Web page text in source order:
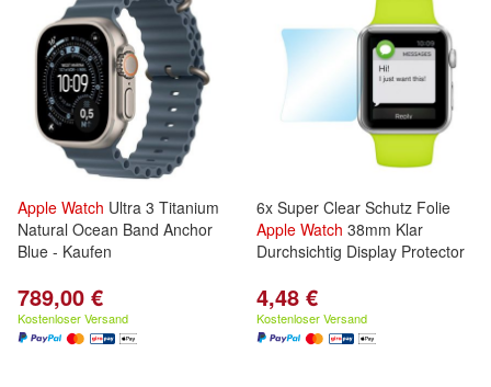
Apple Watch Ultra 3 Titanium
Natural Ocean Band Anchor
Blue - Kaufen
789,00 €
Kostenloser Versand
6x Super Clear Schutz Folie
Apple Watch 38mm Klar
Durchsichtig Display Protector
4,48 €
Kostenloser Versand